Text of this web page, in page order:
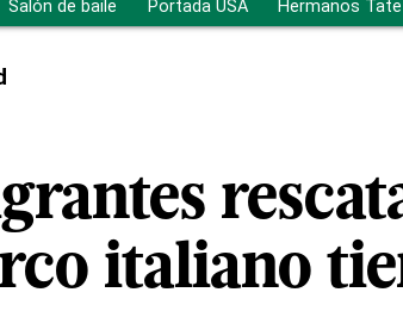
Salón de baile Portada USA Hermanos Tate
italiano